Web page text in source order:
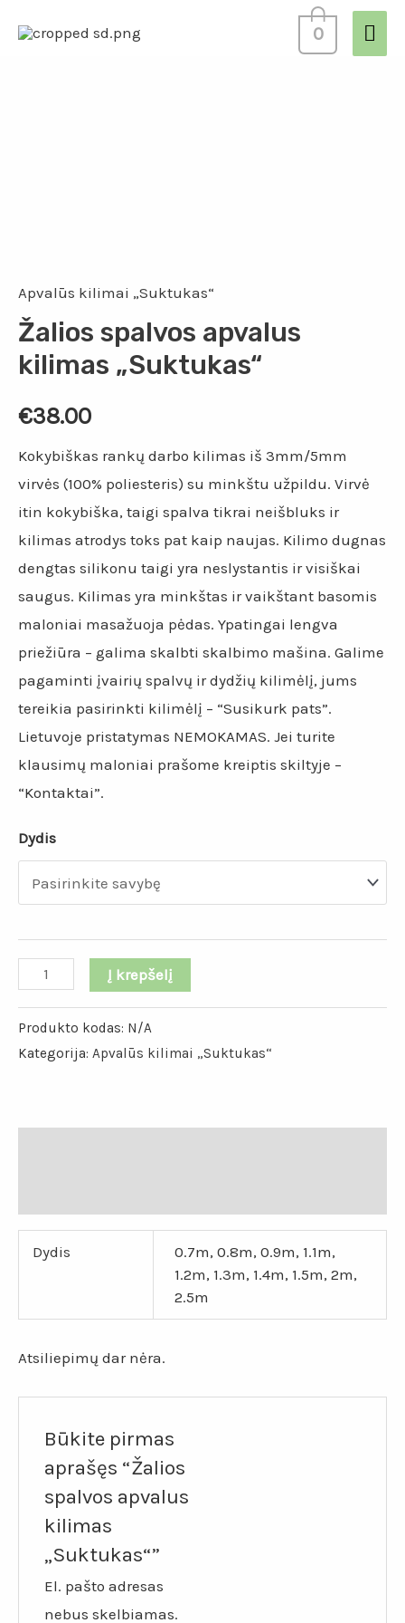
0
Apvalūs kilimai „Suktukas“
Žalios spalvos apvalus
kilimas „Suktukas“
€38.00
Kokybiškas rankų darbo kilimas iš 3mm/5mm
virvės (100% poliesteris) su minkštu užpildu. Virvė
itin kokybiška, taigi spalva tikrai neišbluks ir
kilimas atrodys toks pat kaip naujas. Kilimo dugnas
dengtas silikonu taigi yra neslystantis ir visiškai
saugus. Kilimas yra minkštas ir vaikštant basomis
maloniai masažuoja pėdas. Ypatingai lengva
priežiūra – galima skalbti skalbimo mašina. Galime
pagaminti įvairių spalvų ir dydžių kilimėlį, jums
tereikia pasirinkti kilimėlį – “Susikurk pats”.
Lietuvoje pristatymas NEMOKAMAS. Jei turite
klausimų maloniai prašome kreiptis skiltyje –
“Kontaktai”.
Dydis
Į krepšelį
Produkto kodas: N/A
Kategorija: Apvalūs kilimai „Suktukas“
Dydis
0.7m, 0.8m, 0.9m, 1.1m,
1.2m, 1.3m, 1.4m, 1.5m, 2m,
2.5m
Atsiliepimų dar nėra.
Būkite pirmas
aprašęs “Žalios
spalvos apvalus
kilimas
„Suktukas“”
El. pašto adresas
nebus skelbiamas.